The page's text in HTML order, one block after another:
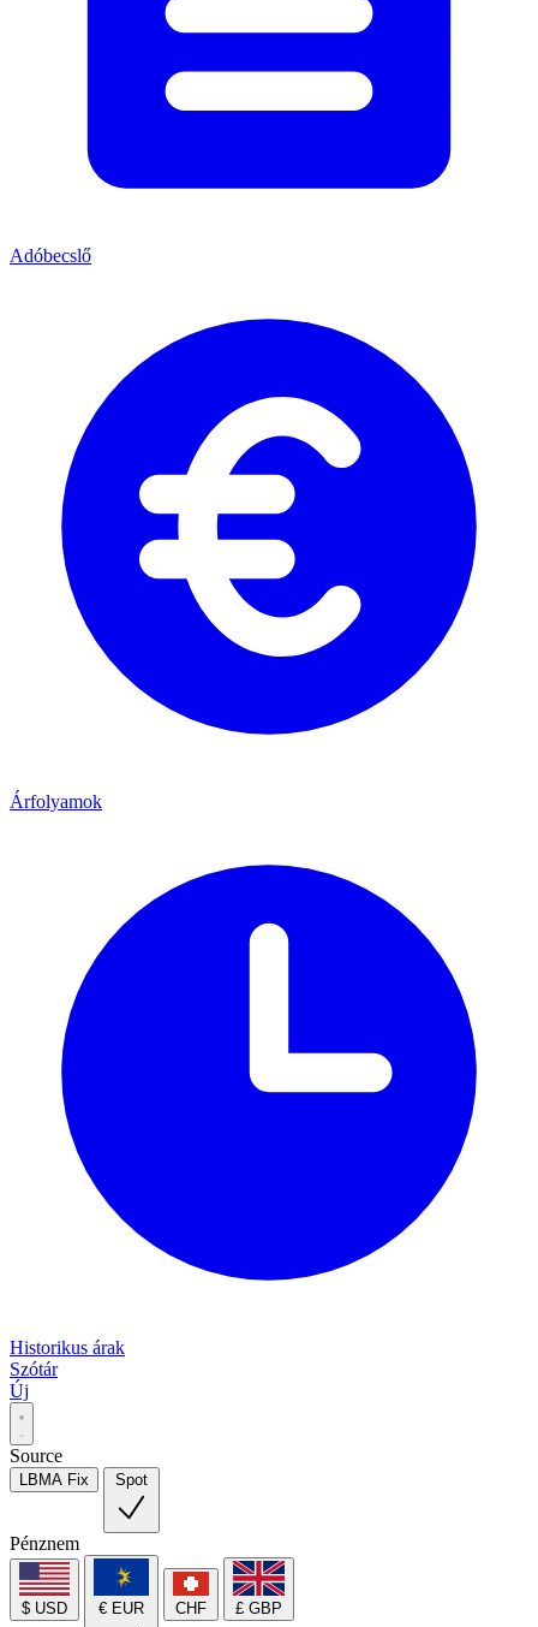
Adóbecslő
Árfolyamok
Historikus árak
Szótár
Új
Source
LBMA Fix Spot
Pénznem
$ USD € EUR CHF £ GBP